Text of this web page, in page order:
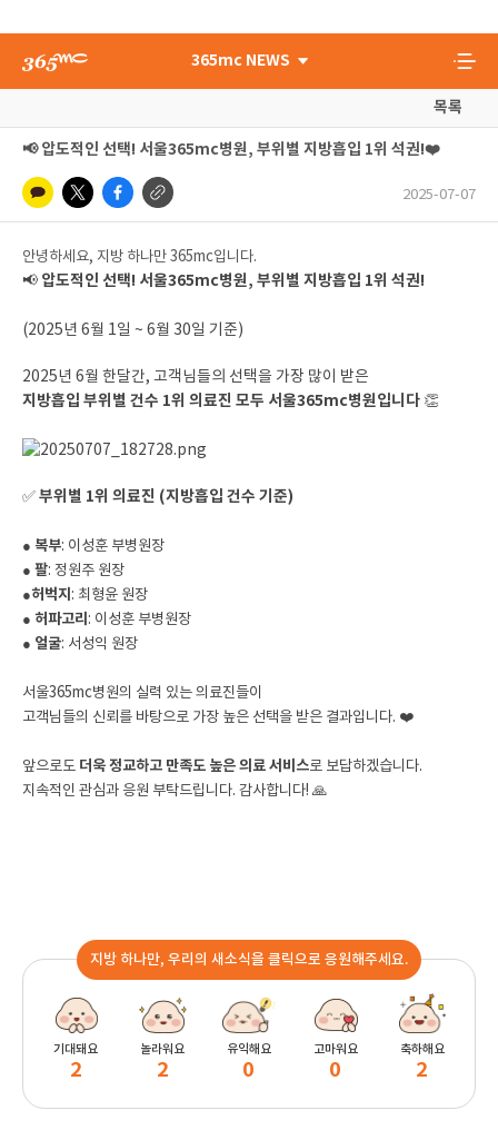
365mc NEWS
목록
📢 압도적인 선택! 서울365mc병원, 부위별 지방흡입 1위 석권!❤️
2025-07-07
안녕하세요, 지방 하나만 365mc입니다.
📢 압도적인 선택! 서울365mc병원, 부위별 지방흡입 1위 석권!
(2025년 6월 1일 ~ 6월 30일 기준)
2025년 6월 한달간, 고객님들의 선택을 가장 많이 받은
지방흡입 부위별 건수 1위 의료진 모두 서울365mc병원입니다 👏
✅부위별 1위 의료진 (지방흡입 건수 기준)
● 복부: 이성훈 부병원장
● 팔: 정원주 원장
●허벅지 : 최형윤 원장
● 허파고리 : 이성훈 부병원장
● 얼굴: 서성익 원장
서울365mc병원의 실력 있는 의료진들이
고객님들의 신뢰를 바탕으로 가장 높은 선택을 받은 결과입니다. ❤️
앞으로도 더욱 정교하고 만족도 높은 의료 서비스로 보답하겠습니다.
지속적인 관심과 응원 부탁드립니다. 감사합니다! 🙏
지방 하나만, 우리의 새소식을 클릭으로 응원해주세요.
기대돼요
2
놀라워요
2
유익해요
0
고마워요
0
축하해요
2